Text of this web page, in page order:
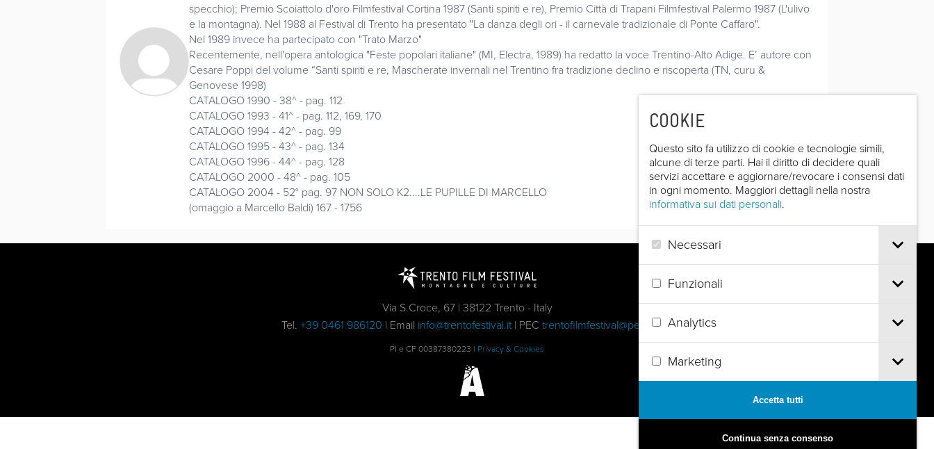
COOKIE
Questo sito fa utilizzo di cookie e tecnologie simili,
alcune di terze parti. Hai il diritto di decidere quali
servizi accettare e aggiornare/revocare i consensi dati
in ogni momento. Maggiori dettagli nella nostra
informativa sui dati personali.
Necessari
Funzionali
Analytics
Marketing
Accetta tutti
Continua senza consenso
specchio); Premio Scoiattolo d'oro Filmfestival Cortina 1987 (Santi spiriti e re), Premio Città di Trapani Filmfestival Palermo 1987 (L'ulivo
e la montagna). Nel 1988 al Festival di Trento ha presentato "La danza degli ori - il carnevale tradizionale di Ponte Caffaro".
Nel 1989 invece ha partecipato con "Trato Marzo"
Recentemente, nell'opera antologica "Feste popolari italiane" (MI, Electra, 1989) ha redatto la voce Trentino-Alto Adige. E’ autore con
Cesare Poppi del volume “Santi spiriti e re, Mascherate invernali nel Trentino fra tradizione declino e riscoperta (TN, curu &
Genovese 1998)
CATALOGO 1990 - 38^ - pag. 112
CATALOGO 1993 - 41^ - pag. 112, 169, 170
CATALOGO 1994 - 42^ - pag. 99
CATALOGO 1995 - 43^ - pag. 134
CATALOGO 1996 - 44^ - pag. 128
CATALOGO 2000 - 48^ - pag. 105
CATALOGO 2004 - 52° pag. 97 NON SOLO K2....LE PUPILLE DI MARCELLO
(omaggio a Marcello Baldi) 167 - 1756
Via S.Croce, 67 | 38122 Trento - Italy
Tel. +39 0461 986120 | Email info@trentofestival.it| PEC trentofilmfestival@pec.it
PI e CF 00387380223 | Privacy & Cookies